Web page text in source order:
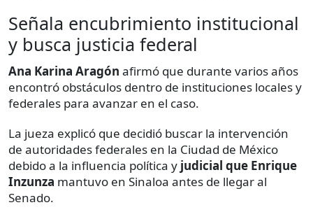
Señala encubrimiento institucional
y busca justicia federal
Ana Karina Aragón afirmó que durante varios años
encontró obstáculos dentro de instituciones locales y
federales para avanzar en el caso.
La jueza explicó que decidió buscar la intervención
de autoridades federales en la Ciudad de México
debido a la influencia política y judicial que Enrique
Inzunza mantuvo en Sinaloa antes de llegar al
Senado.